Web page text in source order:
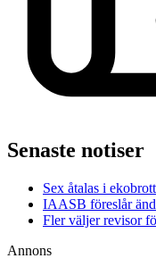
Senaste notiser
Sex åtalas i
IAASB föreslår
Fler väljer revisor
Annons